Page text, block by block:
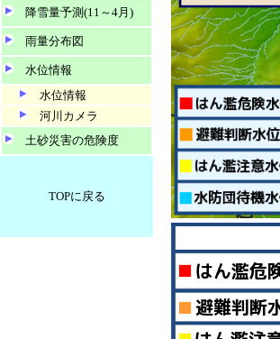
降雪量予測(11～4月)
雨量分布図
水位情報
水位情報
河川カメラ
土砂災害の危険度
TOPに戻る